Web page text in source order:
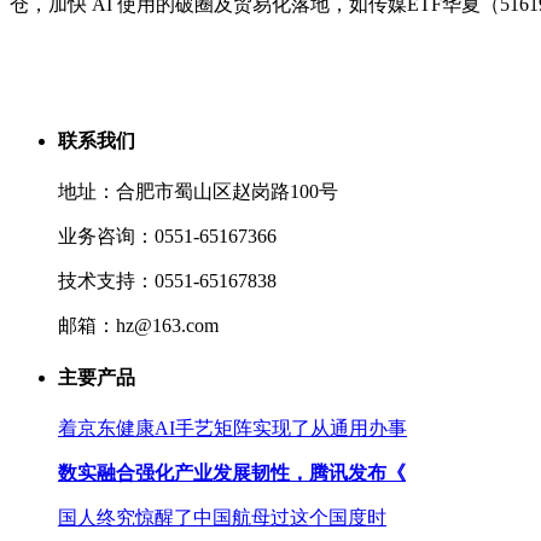
联系我们
地址：合肥市蜀山区赵岗路100号
业务咨询：0551-65167366
技术支持：0551-65167838
邮箱：hz@163.com
主要产品
着京东健康AI手艺矩阵实现了从通用办事
数实融合强化产业发展韧性，腾讯发布《
国人终究惊醒了中国航母过这个国度时